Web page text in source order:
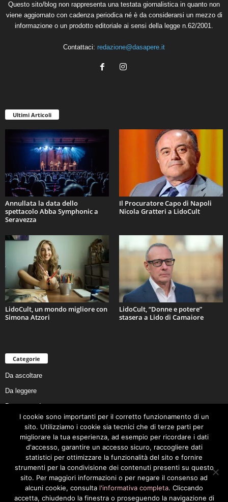
Questo sito/blog non rappresenta una testata giornalistica in quanto non
viene aggiornato con cadenza periodica né è da considerarsi un mezzo di
informazione o un prodotto editoriale ai sensi della legge n.62/2001.
Contattaci: redazione@dasapere.it
Ultimi Articoli
Annullata la data dello
spettacolo Abba Symphonic a
Seravezza
Il Procuratore Capo di Napoli
Nicola Gratteri a LidoCult
LidoCult, un mondo migliore con
Simona Atzori
LidoCult, “Donne e potere”
stasera a Lido di Camaiore
Categorie
Da ascoltare
Da leggere
Da non perdere
Da conoscere
Da preservare
Da vivere
Cookie Policy
I cookie sono importanti per il corretto funzionamento di un
sito. Utilizziamo i cookie sia tecnici che di terze parti per
migliorare la tua esperienza, ad esempio per ricordare i dati
d'accesso, garantire un accesso sicuro, raccogliere dati
statistici per ottimizzare la funzionalità del sito e fornire
strumenti per la condivisione dei contenuti presenti su questo
sito. Per maggiori informazioni o per negare il consenso ad
alcuni cookie, consulta l'informativa completa. Cliccando
accetta, chiudendo la finestra o proseguendo la navigazione di